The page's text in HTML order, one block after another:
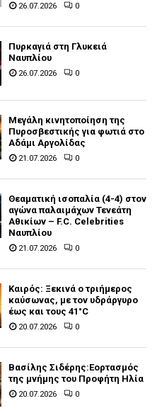
26.07.2026 0
Πυρκαγιά στη Γλυκειά
Ναυπλίου
26.07.2026 0
Μεγάλη κινητοποίηση της
Πυροσβεστικής για φωτιά στο
Αδάμι Αργολίδας
21.07.2026 0
Θεαματική ισοπαλία (4-4) στον
αγώνα παλαιμάχων Τενεάτη
Αθικίων – F.C. Celebrities
Ναυπλίου
21.07.2026 0
Καιρός: Ξεκινά ο τριήμερος
καύσωνας, με τον υδράργυρο
έως και τους 41°C
20.07.2026 0
Βασίλης Σιδέρης:Εορτασμός
της μνήμης του Προφήτη Ηλία
20.07.2026 0